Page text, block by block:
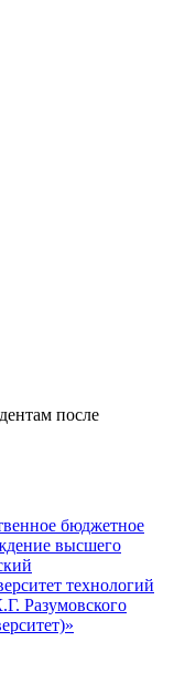
после
бюджетное
высшего
технологий
Разумовского